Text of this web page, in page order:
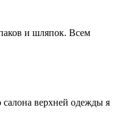
и шляпок. Всем
салона верхней одежды я